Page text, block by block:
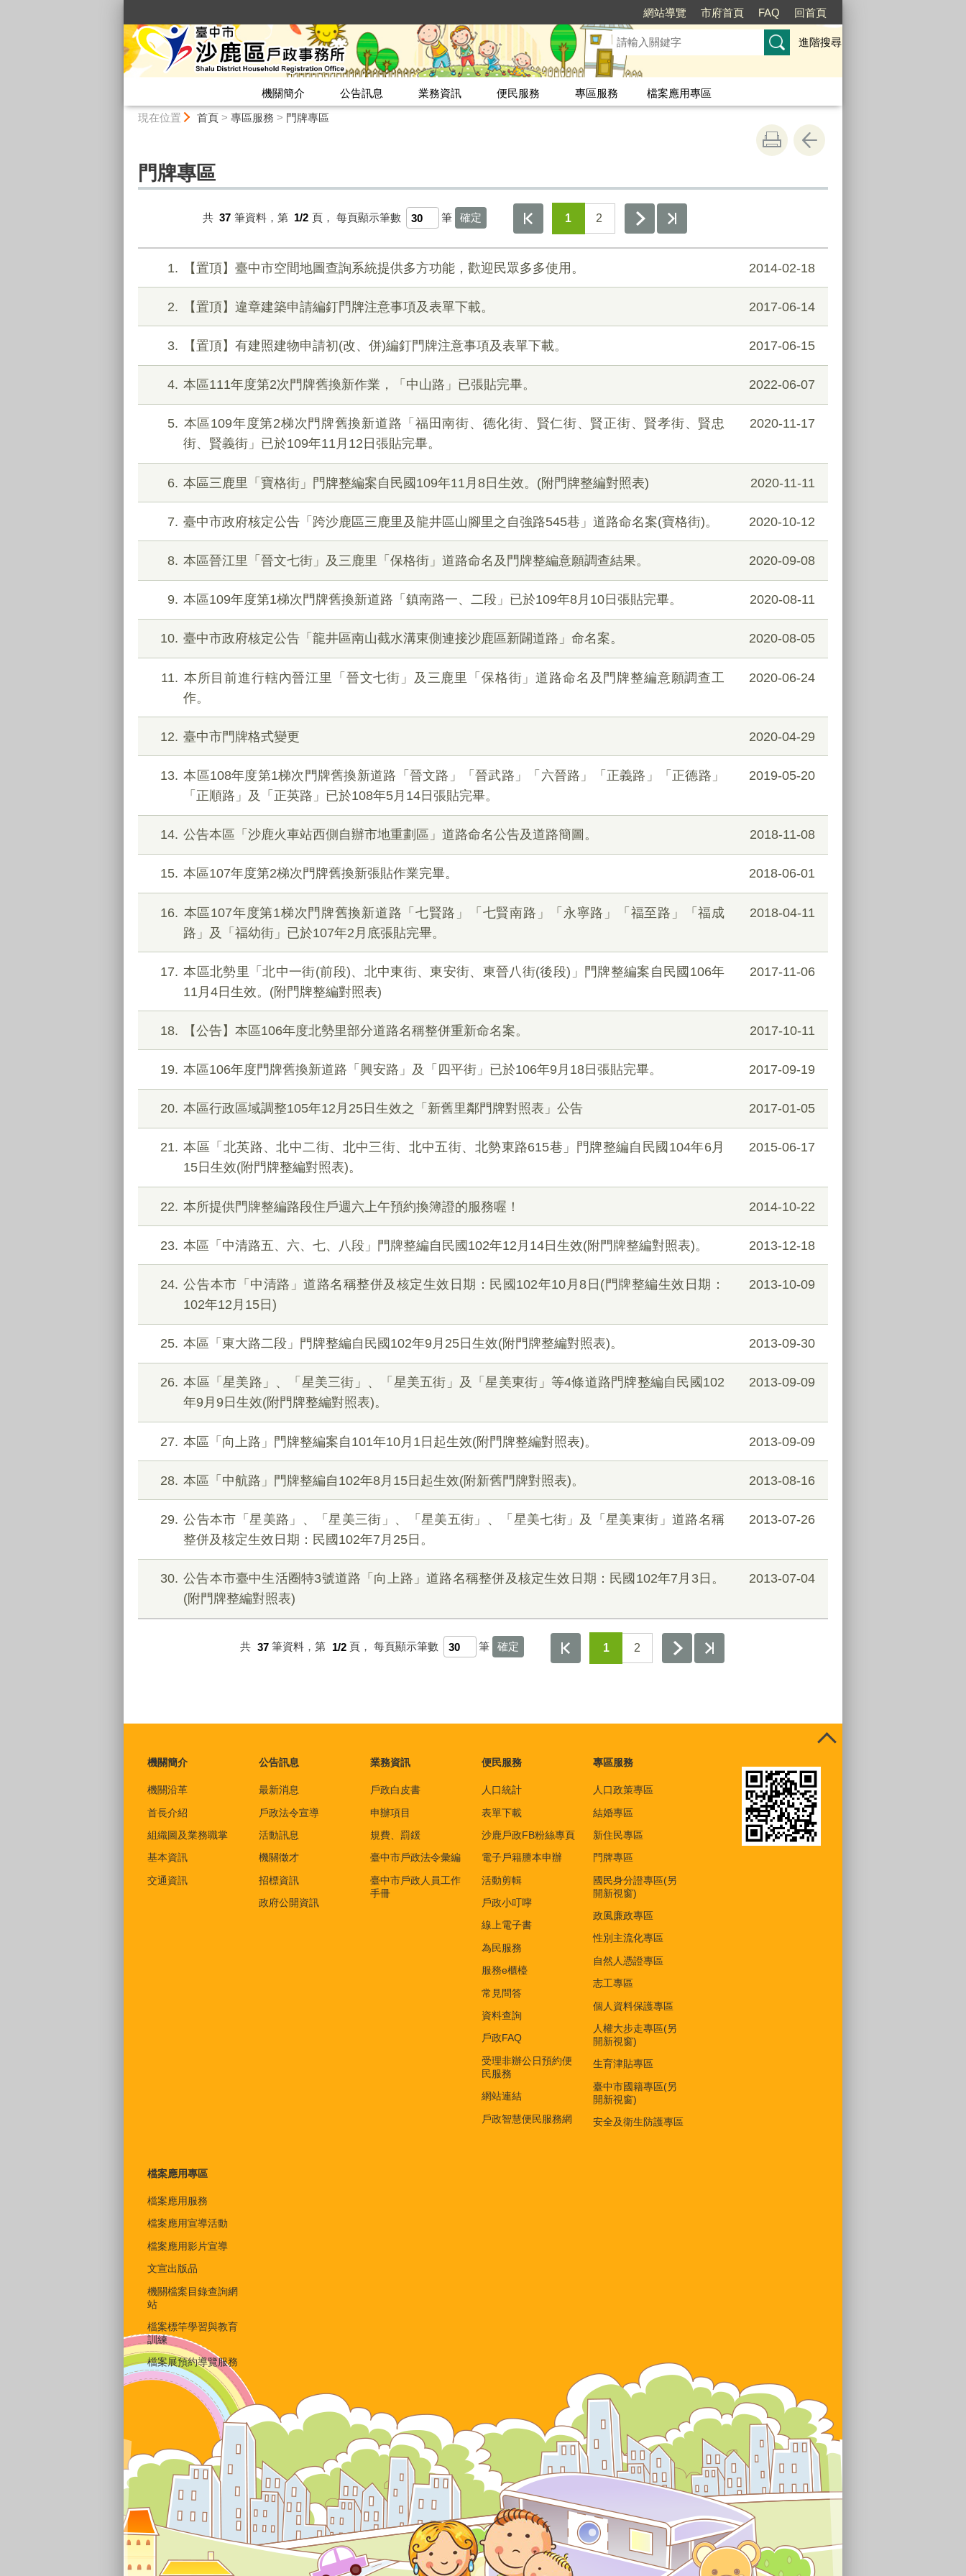
網站導覽 市府首頁 FAQ 回首頁
進階搜尋
機關簡介 公告訊息 業務資訊 便民服務 專區服務
檔案應用專區
現在位置 首頁> 專區服務 > 門牌專區
門牌專區
共 37 筆資料，第 1/2 頁， 每頁顯示筆數 筆 1 2
1 【置頂】臺中市空間地圖查詢系統提供多方功能，歡迎民眾多多使用。 2014-02-18
2 【置頂】違章建築申請編釘門牌注意事項及表單下載。 2017-06-14
3 【置頂】有建照建物申請初(改、併)編釘門牌注意事項及表單下載。 2017-06-15
4 本區111年度第2次門牌舊換新作業，「中山路」已張貼完畢。 2022-06-07
5
本區109年度第2梯次門牌舊換新道路「福田南街、德化街、賢仁街、賢正街、賢孝街、賢忠
街、賢義街」已於109年11月12日張貼完畢。
2020-11-17
6 本區三鹿里「寶格街」門牌整編案自民國109年11月8日生效。(附門牌整編對照表) 2020-11-11
7 臺中市政府核定公告「跨沙鹿區三鹿里及龍井區山腳里之自強路545巷」道路命名案(寶格街)。 2020-10-12
8 本區晉江里「晉文七街」及三鹿里「保格街」道路命名及門牌整編意願調查結果。 2020-09-08
9 本區109年度第1梯次門牌舊換新道路「鎮南路一、二段」已於109年8月10日張貼完畢。 2020-08-11
10 臺中市政府核定公告「龍井區南山截水溝東側連接沙鹿區新闢道路」命名案。 2020-08-05
11
本所目前進行轄內晉江里「晉文七街」及三鹿里「保格街」道路命名及門牌整編意願調查工
作。
2020-06-24
12 臺中市門牌格式變更 2020-04-29
13
本區108年度第1梯次門牌舊換新道路「晉文路」「晉武路」「六晉路」「正義路」「正德路」
「正順路」及「正英路」已於108年5月14日張貼完畢。
2019-05-20
14 公告本區「沙鹿火車站西側自辦市地重劃區」道路命名公告及道路簡圖。 2018-11-08
15 本區107年度第2梯次門牌舊換新張貼作業完畢。 2018-06-01
16
本區107年度第1梯次門牌舊換新道路「七賢路」「七賢南路」「永寧路」「福至路」「福成
路」及「福幼街」已於107年2月底張貼完畢。
2018-04-11
17
本區北勢里「北中一街(前段)、北中東街、東安街、東晉八街(後段)」門牌整編案自民國106年
11月4日生效。(附門牌整編對照表)
2017-11-06
18 【公告】本區106年度北勢里部分道路名稱整併重新命名案。 2017-10-11
19 本區106年度門牌舊換新道路「興安路」及「四平街」已於106年9月18日張貼完畢。 2017-09-19
20 本區行政區域調整105年12月25日生效之「新舊里鄰門牌對照表」公告 2017-01-05
21
本區「北英路、北中二街、北中三街、北中五街、北勢東路615巷」門牌整編自民國104年6月
15日生效(附門牌整編對照表)。
2015-06-17
22 本所提供門牌整編路段住戶週六上午預約換簿證的服務喔！ 2014-10-22
23 本區「中清路五、六、七、八段」門牌整編自民國102年12月14日生效(附門牌整編對照表)。 2013-12-18
24
公告本市「中清路」道路名稱整併及核定生效日期：民國102年10月8日(門牌整編生效日期：
102年12月15日)
2013-10-09
25 本區「東大路二段」門牌整編自民國102年9月25日生效(附門牌整編對照表)。 2013-09-30
26
本區「星美路」、「星美三街」、「星美五街」及「星美東街」等4條道路門牌整編自民國102
年9月9日生效(附門牌整編對照表)。
2013-09-09
27 本區「向上路」門牌整編案自101年10月1日起生效(附門牌整編對照表)。 2013-09-09
28 本區「中航路」門牌整編自102年8月15日起生效(附新舊門牌對照表)。 2013-08-16
29
公告本市「星美路」、「星美三街」、「星美五街」、「星美七街」及「星美東街」道路名稱
整併及核定生效日期：民國102年7月25日。
2013-07-26
30
公告本市臺中生活圈特3號道路「向上路」道路名稱整併及核定生效日期：民國102年7月3日。
(附門牌整編對照表)
2013-07-04
共 37 筆資料，第 1/2 頁， 每頁顯示筆數 筆 1 2
機關簡介
機關沿革
首長介紹
組織圖及業務職掌
基本資訊
交通資訊
公告訊息
最新消息
戶政法令宣導
活動訊息
機關徵才
招標資訊
政府公開資訊
業務資訊
戶政白皮書
申辦項目
規費、罰鍰
臺中市戶政法令彙編
臺中市戶政人員工作
手冊
便民服務
人口統計
表單下載
沙鹿戶政FB粉絲專頁
電子戶籍謄本申辦
活動剪輯
戶政小叮嚀
線上電子書
為民服務
服務e櫃檯
常見問答
資料查詢
戶政FAQ
受理非辦公日預約便
民服務
網站連結
戶政智慧便民服務網
專區服務
人口政策專區
結婚專區
新住民專區
門牌專區
國民身分證專區(另
開新視窗)
政風廉政專區
性別主流化專區
自然人憑證專區
志工專區
個人資料保護專區
人權大步走專區(另
開新視窗)
生育津貼專區
臺中市國籍專區(另
開新視窗)
安全及衛生防護專區
檔案應用專區
檔案應用服務
檔案應用宣導活動
檔案應用影片宣導
文宣出版品
機關檔案目錄查詢網
站
檔案標竿學習與教育
訓練
檔案展預約導覽服務